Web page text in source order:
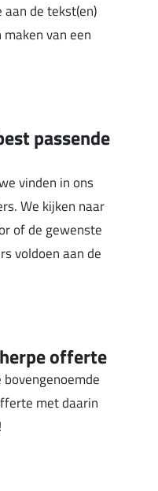
aan de tekst(en)
van een
passende
vinden in ons
We kijken naar
of de gewenste
voldoen aan de
offerte
met daarin